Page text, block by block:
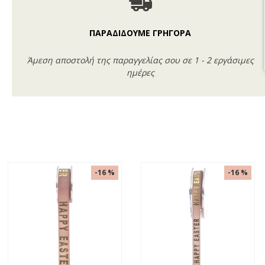
ΠΑΡΑΔΙΔΟΥΜΕ ΓΡΗΓΟΡΑ
Άμεση αποστολή της παραγγελίας σου σε 1 - 2 εργάσιμες
ημέρες
-16 % -16 %